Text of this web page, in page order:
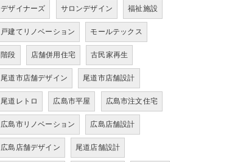
デザイナーズ サロンデザイン 福祉施設
戸建てリノベーション モールテックス
階段 店舗併用住宅 古民家再生
尾道市店舗デザイン 尾道市店舗設計
尾道レトロ 広島市平屋 広島市注文住宅
広島市リノベーション 広島店舗設計
広島店舗デザイン 尾道店舗設計